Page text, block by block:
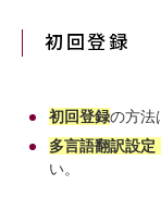
初回登録
初回登録の方法
多言語翻訳設定
い。